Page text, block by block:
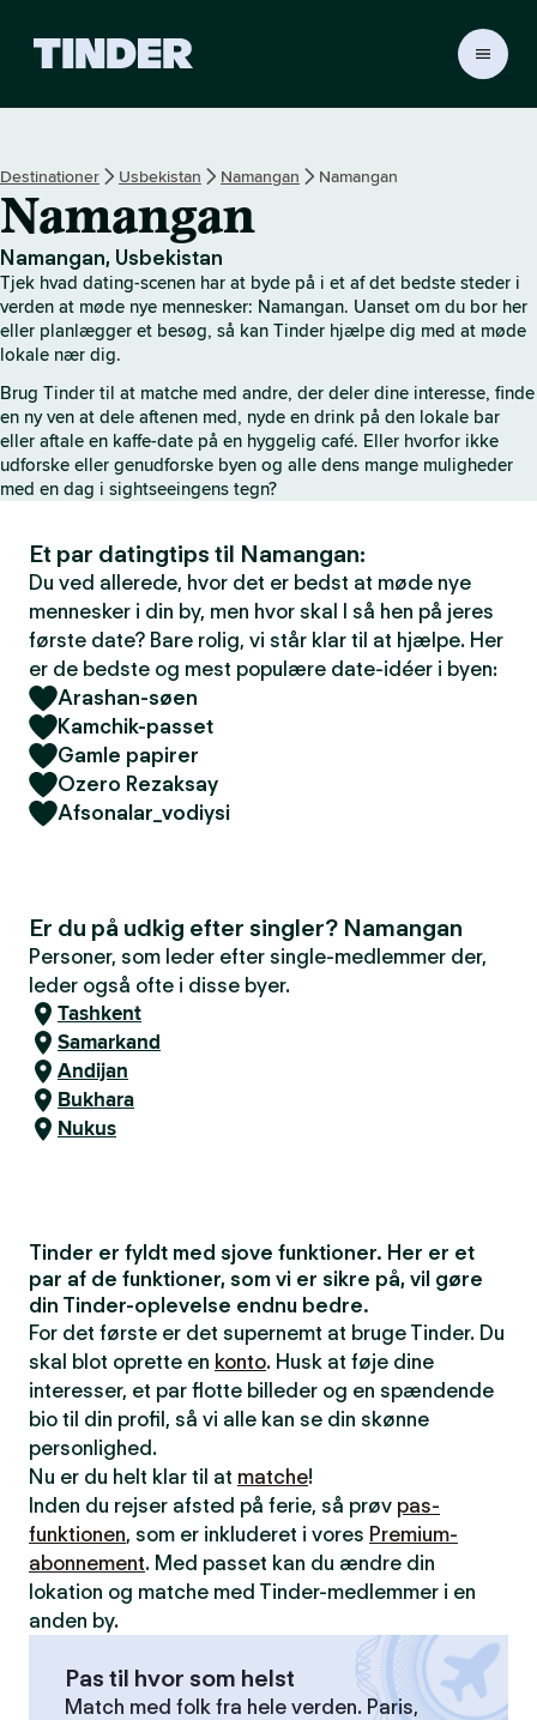
r
s
s
t
a
r
t
d
e
Destinationer Usbekistan Namangan Namangan
Namangan
Namangan, Usbekistan
Tjek hvad dating-scenen har at byde på i et af det bedste steder i
verden at møde nye mennesker: Namangan. Uanset om du bor her
eller planlægger et besøg, så kan Tinder hjælpe dig med at møde
lokale nær dig.
Brug Tinder til at matche med andre, der deler dine interesse, finde
en ny ven at dele aftenen med, nyde en drink på den lokale bar
eller aftale en kaffe-date på en hyggelig café. Eller hvorfor ikke
udforske eller genudforske byen og alle dens mange muligheder
med en dag i sightseeingens tegn?
Et par datingtips til Namangan:
Du ved allerede, hvor det er bedst at møde nye
mennesker i din by, men hvor skal I så hen på jeres
første date? Bare rolig, vi står klar til at hjælpe. Her
er de bedste og mest populære date-idéer i byen:
Arashan-søen
Kamchik-passet
Gamle papirer
Ozero Rezaksay
Afsonalar_vodiysi
Er du på udkig efter singler? Namangan
Personer, som leder efter single-medlemmer der,
leder også ofte i disse byer.
Tashkent
Samarkand
Andijan
Bukhara
Nukus
Tinder er fyldt med sjove funktioner. Her er et
par af de funktioner, som vi er sikre på, vil gøre
din Tinder-oplevelse endnu bedre.
For det første er det supernemt at bruge Tinder. Du
skal blot oprette en konto. Husk at føje dine
interesser, et par flotte billeder og en spændende
bio til din profil, så vi alle kan se din skønne
personlighed.
Nu er du helt klar til at matche!
Inden du rejser afsted på ferie, så prøv pas-
funktionen, som er inkluderet i vores Premium-
abonnement. Med passet kan du ændre din
lokation og matche med Tinder-medlemmer i en
anden by.
Pas til hvor som helst
Match med folk fra hele verden. Paris,